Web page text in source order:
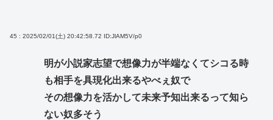
45 : 2025/02/01(土) 20:42:58.72 ID:JlAM5V/p0
明が小説家志望で想像力が半端なくてシコる時
も相手を具現化出来るやべぇ奴で
その想像力を活かして未来予知出来るって知ら
ない奴多そう